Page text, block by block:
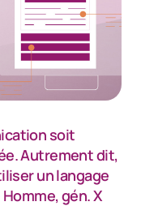
soit
Autrement dit,
un langage
Homme, gén. X